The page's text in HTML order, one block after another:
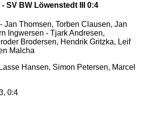
SV BW Löwenstedt III 0:4
Jan Thomsen, Torben Clausen, Jan
Ingwersen - Tjark Andresen,
Brodersen, Hendrik Gritzka, Leif
Malcha
Hansen, Simon Petersen, Marcel
0:4